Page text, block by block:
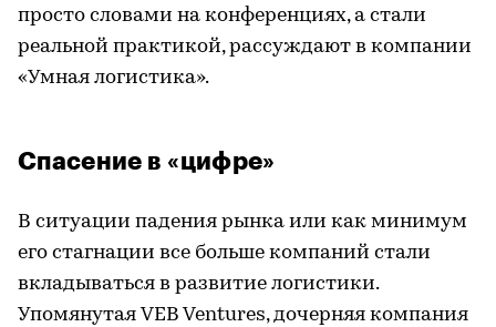
просто словами на конференциях, а стали
реальной практикой, рассуждают в компании
«Умная логистика».
Спасение в «цифре»
В ситуации падения рынка или как минимум
его стагнации все больше компаний стали
вкладываться в развитие логистики.
Упомянутая VEB Ventures, дочерняя компания